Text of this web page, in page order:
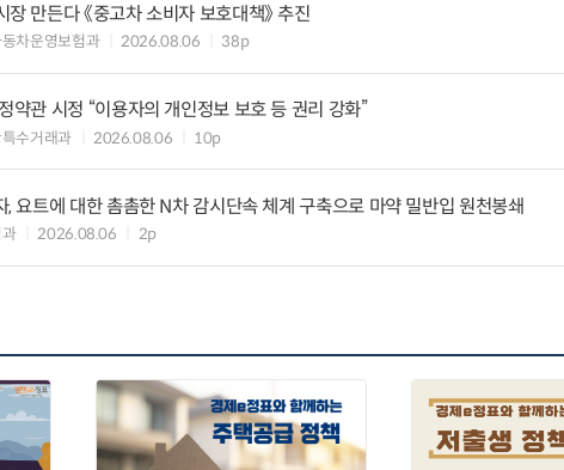
만든다 《중고차 소비자 보호대책》 추진
차운영보험과 2026.08.06 38p
약관 시정 “이용자의 개인정보 보호 등 권리 강화”
수거래과 2026.08.06 10p
, 요트에 대한 촘촘한 N차 감시단속 체계 구축으로 마약 밀반입 원천봉쇄
2026.08.06 2p